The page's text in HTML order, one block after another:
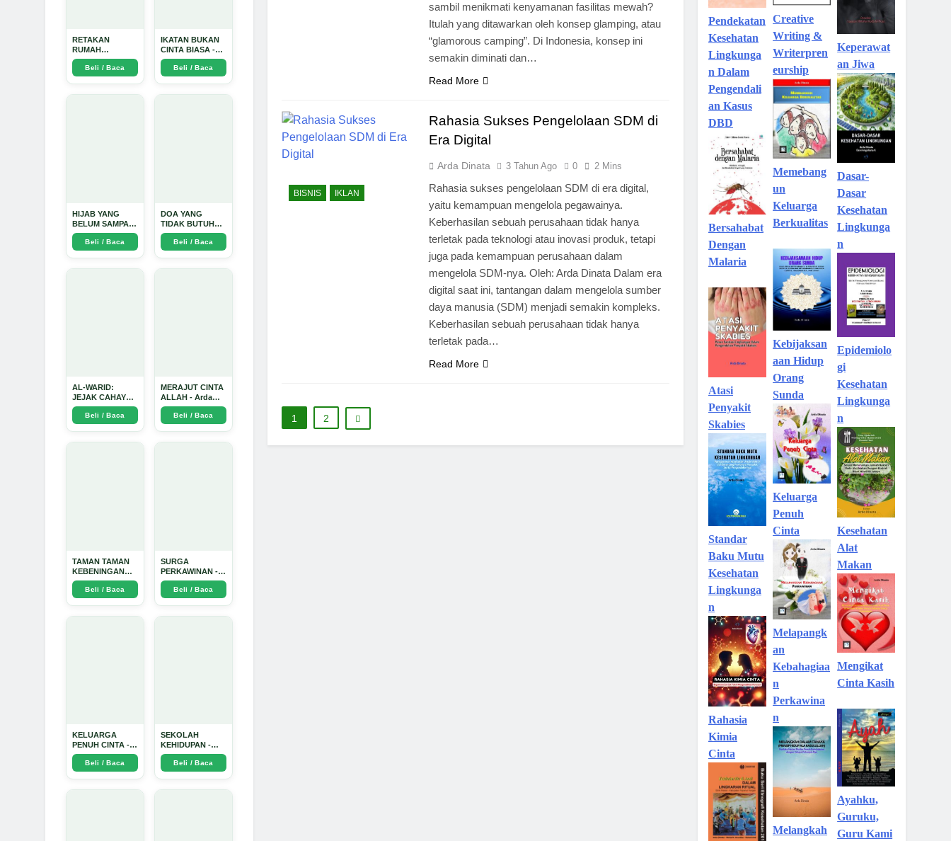
RETAKAN
RUMAH
TANGGA:
Sebuah
Perjalanan
Beli / Baca
IKATAN BUKAN
CINTA BIASA -
Arda Dinata
Beli / Baca
HIJAB YANG
BELUM SAMPAI
KE HATI: Ketika
Cinta Seorang
Ustadz Menjadi
Beli / Baca
DOA YANG
TIDAK BUTUH
SINYAL: Kisah
Tiga Jiwa yang
Tersesat di Era AI
Beli / Baca
AL-WARID:
JEJAK CAHAYA
DI ANTARA DUA
ZAMAN - Arda
Dinata
Beli / Baca
MERAJUT CINTA
ALLAH - Arda
Dinata
Beli / Baca
TAMAN TAMAN
KEBENINGAN
HATI - Arda
DinataBeli / Baca
SURGA
PERKAWINAN -
Arda Dinata
Beli / Baca
KELUARGA
PENUH CINTA -
Arda Dinata
Beli / Baca
SEKOLAH
KEHIDUPAN -
Arda Dinata
Beli / Baca
sambil menikmati kenyamanan fasilitas mewah?
Itulah yang ditawarkan oleh konsep glamping, atau
“glamorous camping”. Di Indonesia, konsep ini
semakin diminati dan…
Read More
BISNIS IKLAN
Rahasia Sukses Pengelolaan SDM di
Era Digital
Arda Dinata 3 Tahun Ago 0 2 Mins
Rahasia sukses pengelolaan SDM di era digital,
yaitu kemampuan mengelola pegawainya.
Keberhasilan sebuah perusahaan tidak hanya
terletak pada teknologi atau inovasi produk, tetapi
juga pada kemampuan perusahaan dalam
mengelola SDM-nya. Oleh: Arda Dinata Dalam era
digital saat ini, tantangan dalam mengelola sumber
daya manusia (SDM) menjadi semakin kompleks.
Keberhasilan sebuah perusahaan tidak hanya
terletak pada…
Read More
1 2
Pendekatan
Kesehatan
Lingkunga
n Dalam
Pengendali
an Kasus
DBD
Bersahabat
Dengan
Malaria
Atasi
Penyakit
Skabies
Standar
Baku Mutu
Kesehatan
Lingkunga
n
Rahasia
Kimia
Cinta
Creative
Writing &
Writerpren
eurship
Memebang
un
Keluarga
Berkualitas
Kebijaksan
aan Hidup
Orang
Sunda
Keluarga
Penuh
Cinta
Melapangk
an
Kebahagiaa
n
Perkawina
n
Melangkah
Keperawat
an Jiwa
Dasar-
Dasar
Kesehatan
Lingkunga
n
Epidemiolo
gi
Kesehatan
Lingkunga
n
Kesehatan
Alat
Makan
Mengikat
Cinta Kasih
Ayahku,
Guruku,
Guru Kami